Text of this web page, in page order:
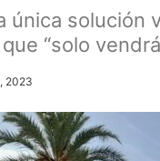
única solución
“solo
2023